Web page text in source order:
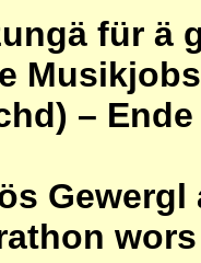
für ä
–